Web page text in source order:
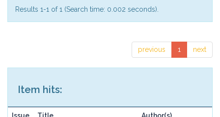
Results 1-1 of 1 (Search time: 0.002 seconds).
previous 1 next
Item hits: